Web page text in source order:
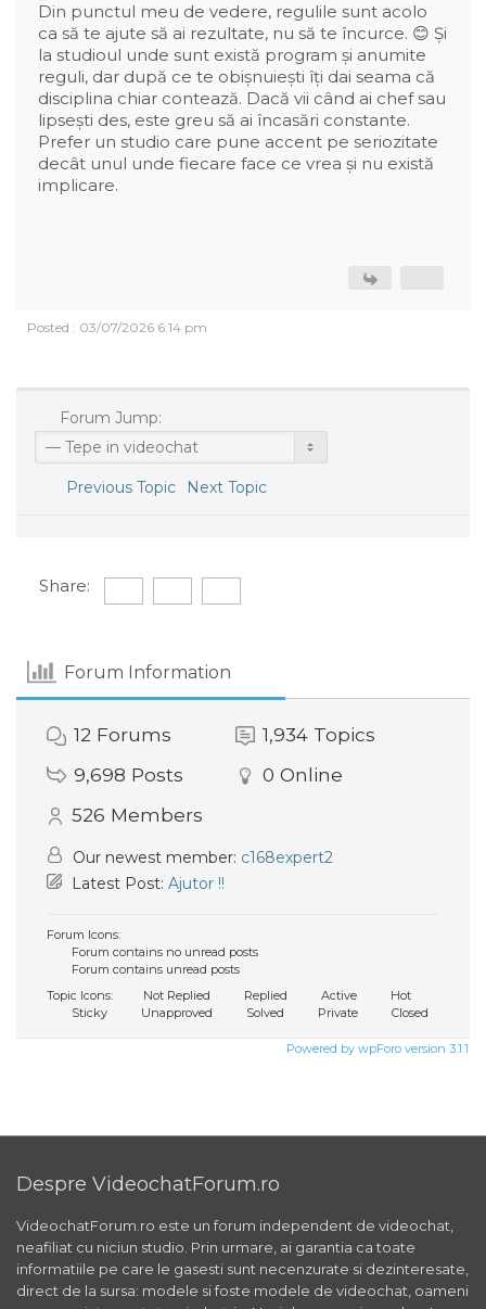
Din punctul meu de vedere, regulile sunt acolo
ca să te ajute să ai rezultate, nu să te încurce. 😊 Și
la studioul unde sunt există program și anumite
reguli, dar după ce te obișnuiești îți dai seama că
disciplina chiar contează. Dacă vii când ai chef sau
lipsești des, este greu să ai încasări constante.
Prefer un studio care pune accent pe seriozitate
decât unul unde fiecare face ce vrea și nu există
implicare.
Posted : 03/07/2026 6:14 pm
Forum Jump:
Previous Topic Next Topic
Share:
Forum Information
12 Forums 1,934 Topics
9,698 Posts 0 Online
526 Members
Our newest member: c168expert2
Latest Post: Ajutor !!
Forum Icons:
Forum contains no unread posts
Forum contains unread posts
Topic Icons:
Not Replied Replied Active
Hot
Sticky
Unapproved Solved Private Closed
Powered by wpForo version 3.1.1
Despre VideochatForum.ro
VideochatForum.ro este un forum independent de videochat,
neafiliat cu niciun studio. Prin urmare, ai garantia ca toate
informatiile pe care le gasesti sunt necenzurate si dezinteresate,
direct de la sursa: modele si foste modele de videochat, oameni